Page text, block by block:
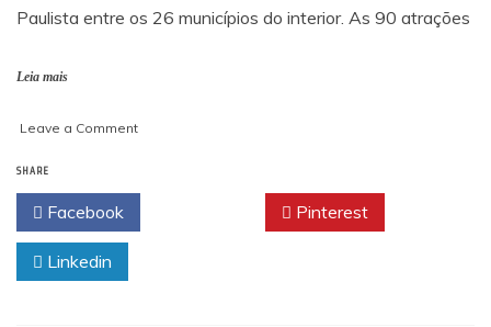
Paulista entre os 26 municípios do interior. As 90 atrações
Leia mais
Leave a Commenton
público
na
SHARE
Facebook Pinterest
Linkedin